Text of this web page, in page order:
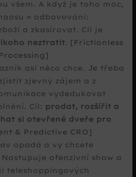
všem. A když je toho moc,
= odbavování:
a zkasírovat. Cíl je
neztratit. [Frictionless
asi něco chce. Je třeba
zjevný zájem a z
vydedukovat
Cíl: prodat, rozšířit a
si otevřené dveře pro
& Predictive CRO]
opadá a vy chcete
ofenzivní show a
teleshoppingových